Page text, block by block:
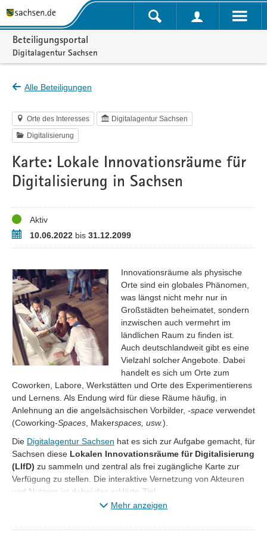
Portalnavigation
Beteiligungsportal
Digitalagentur Sachsen
Alle Beteiligungen
Orte des Interesses Digitalagentur Sachsen
Digitalisierung
Karte: Lokale Innovationsräume für
Digitalisierung in Sachsen
StatusAktiv
Zeitraum10.06.2022 bis 31.12.2099
Innovationsräume als physische
Orte sind ein globales Phänomen,
was längst nicht mehr nur in
Großstädten beheimatet, sondern
inzwischen auch vermehrt im
ländlichen Raum zu finden ist.
Auch deutschlandweit gibt es eine
Vielzahl solcher Angebote. Dabei
handelt es sich um Orte zum
Coworken, Labore, Werkstätten und Orte des Experimentierens
und Lernens. Als Endung wird für diese Räume häufig, in
Anlehnung an die angelsächsischen Vorbilder, -space verwendet
(Coworking-Spaces , Makerspaces, usw.).
Die Digitalagentur Sachsen hat es sich zur Aufgabe gemacht, für
Sachsen diese Lokalen Innovationsräume für Digitalisierung
(LIfD) zu sammeln und zentral als frei zugängliche Karte zur
Verfügung zu stellen. Die interaktive Vernetzung von Akteuren
und Nutzern ist dabei das erklärte Ziel.
Mehr anzeigen